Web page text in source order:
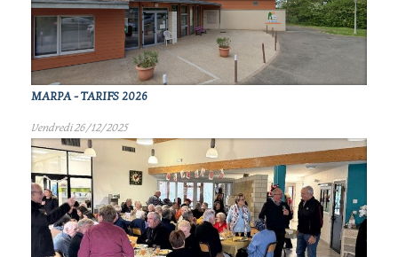
MARPA - TARIFS 2026
Vendredi 26/12/2025